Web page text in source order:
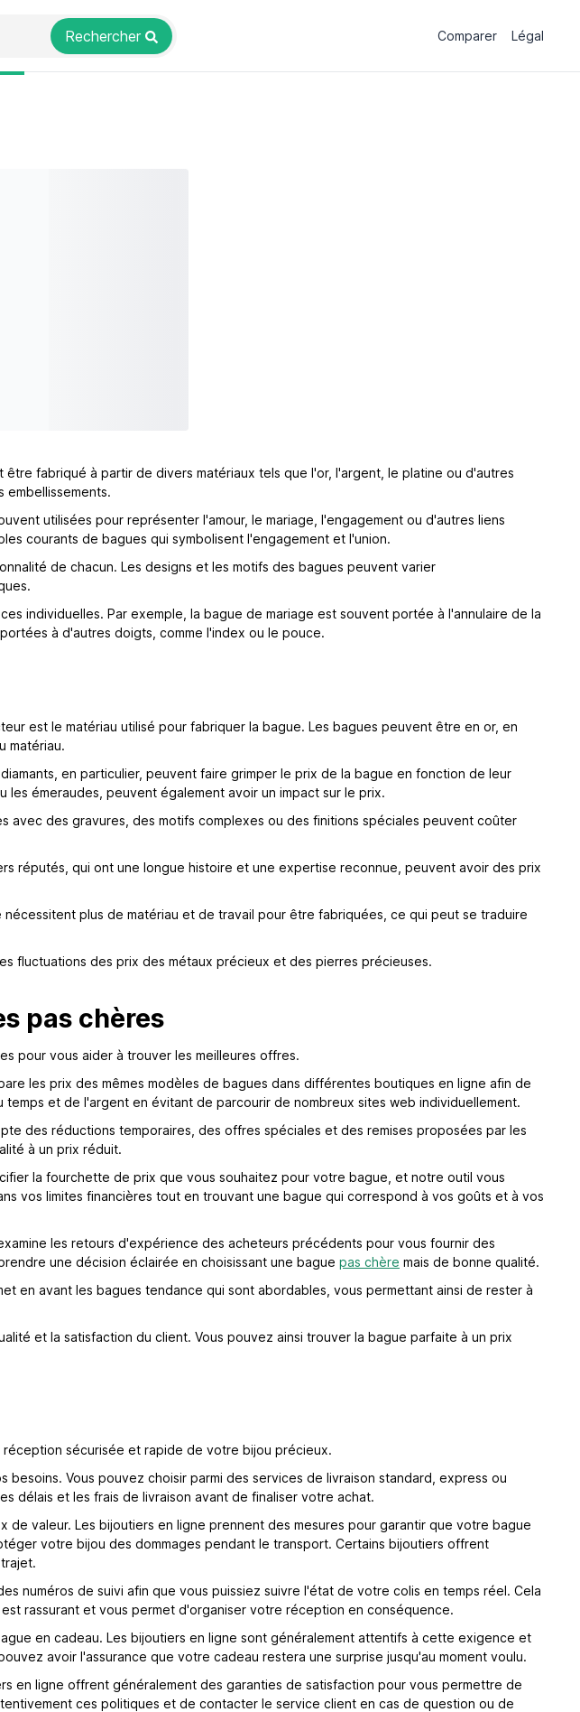
Rechercher Comparer Légal
fabriqué à partir de divers matériaux tels que l'or, l'argent, le platine ou d'autres
embellissements.
utilisées pour représenter l'amour, le mariage, l'engagement ou d'autres liens
courants de bagues qui symbolisent l'engagement et l'union.
de chacun. Les designs et les motifs des bagues peuvent varier
individuelles. Par exemple, la bague de mariage est souvent portée à l'annulaire de la
à d'autres doigts, comme l'index ou le pouce.
est le matériau utilisé pour fabriquer la bague. Les bagues peuvent être en or, en
matériau.
en particulier, peuvent faire grimper le prix de la bague en fonction de leur
émeraudes, peuvent également avoir un impact sur le prix.
des gravures, des motifs complexes ou des finitions spéciales peuvent coûter
réputés, qui ont une longue histoire et une expertise reconnue, peuvent avoir des prix
plus de matériau et de travail pour être fabriquées, ce qui peut se traduire
fluctuations des prix des métaux précieux et des pierres précieuses.
pas chères
pour vous aider à trouver les meilleures offres.
les prix des mêmes modèles de bagues dans différentes boutiques en ligne afin de
et de l'argent en évitant de parcourir de nombreux sites web individuellement.
des réductions temporaires, des offres spéciales et des remises proposées par les
à un prix réduit.
la fourchette de prix que vous souhaitez pour votre bague, et notre outil vous
vos limites financières tout en trouvant une bague qui correspond à vos goûts et à vos
les retours d'expérience des acheteurs précédents pour vous fournir des
une décision éclairée en choisissant une bague pas chère mais de bonne qualité.
en avant les bagues tendance qui sont abordables, vous permettant ainsi de rester à
et la satisfaction du client. Vous pouvez ainsi trouver la bague parfaite à un prix
sécurisée et rapide de votre bijou précieux.
Vous pouvez choisir parmi des services de livraison standard, express ou
délais et les frais de livraison avant de finaliser votre achat.
valeur. Les bijoutiers en ligne prennent des mesures pour garantir que votre bague
votre bijou des dommages pendant le transport. Certains bijoutiers offrent
numéros de suivi afin que vous puissiez suivre l'état de votre colis en temps réel. Cela
rassurant et vous permet d'organiser votre réception en conséquence.
en cadeau. Les bijoutiers en ligne sont généralement attentifs à cette exigence et
avoir l'assurance que votre cadeau restera une surprise jusqu'au moment voulu.
en ligne offrent généralement des garanties de satisfaction pour vous permettre de
ces politiques et de contacter le service client en cas de question ou de